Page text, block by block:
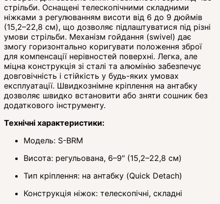
стрільби. Оснащені телескопічними складними
ніжками з регулюванням висоти від 6 до 9 дюймів
(15,2–22,8 см), що дозволяє підлаштуватися під різні
умови стрільби. Механізм гойдання (swivel) дає
змогу горизонтально коригувати положення зброї
для компенсації нерівностей поверхні. Легка, але
міцна конструкція зі сталі та алюмінію забезпечує
довговічність і стійкість у будь-яких умовах
експлуатації. Швидкознімне кріплення на антабку
дозволяє швидко встановити або зняти сошник без
додаткового інструменту.
Технічні характеристики:
Модель: S-BRM
Висота: регульована, 6–9" (15,2–22,8 см)
Тип кріплення: на антабку (Quick Detach)
Конструкція ніжок: телескопічні, складні